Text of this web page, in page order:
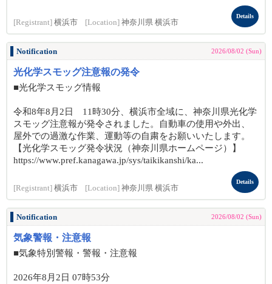
[Registrant] 横浜市 [Location] 神奈川県 横浜市
Details
Notification 2026/08/02 (Sun)
光化学スモッグ注意報の発令
■光化学スモッグ情報
令和8年8月2日 11時30分、横浜市全域に、神奈川県光化学
スモッグ注意報が発令されました。自動車の使用や外出、
屋外での過激な作業、運動等の自粛をお願いいたします。
【光化学スモッグ発令状況（神奈川県ホームページ）】
https://www.pref.kanagawa.jp/sys/taikikanshi/ka...
[Registrant] 横浜市 [Location] 神奈川県 横浜市
Details
Notification 2026/08/02 (Sun)
気象警報・注意報
■気象特別警報・警報・注意報
2026年8月2日 07時53分